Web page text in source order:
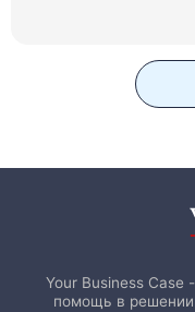
Your Business Case
помощь в